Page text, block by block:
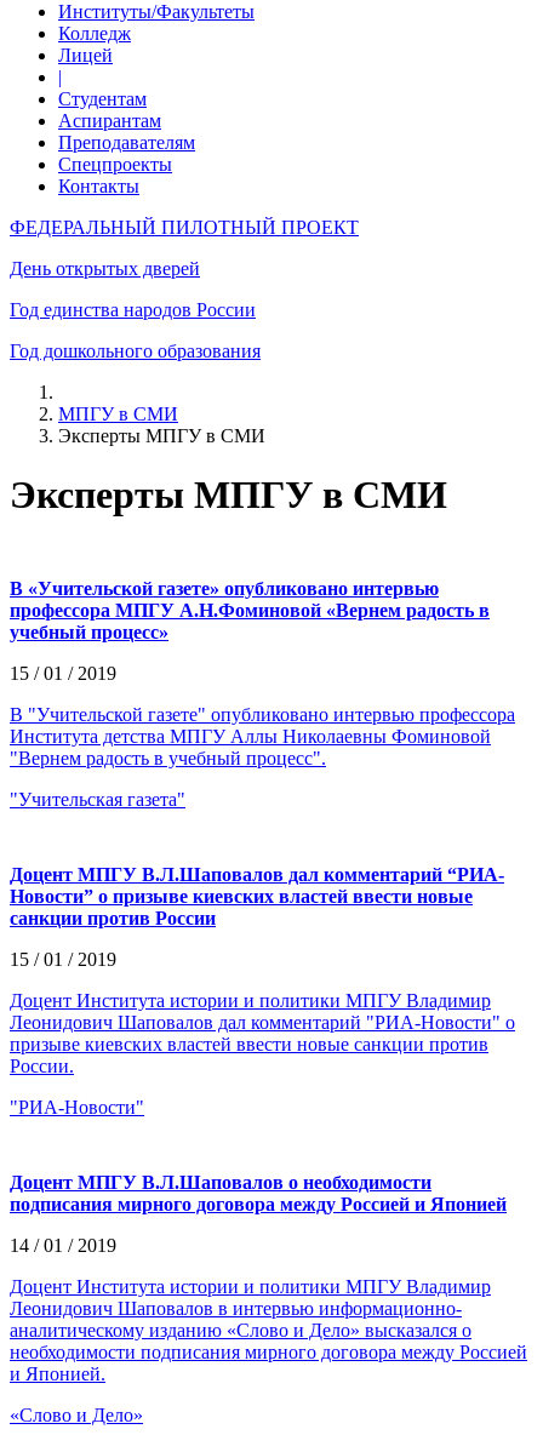
Институты/Факультеты
Колледж
Лицей
|
Студентам
Аспирантам
Преподавателям
Спецпроекты
Контакты
ФЕДЕРАЛЬНЫЙ ПИЛОТНЫЙ ПРОЕКТ
День открытых дверей
Год единства народов России
Год дошкольного образования
МПГУ в СМИ
Эксперты МПГУ в СМИ
Эксперты МПГУ в СМИ
В «Учительской газете» опубликовано интервью
профессора МПГУ А.Н.Фоминовой «Вернем радость в
учебный процесс»
15 / 01 / 2019
В "Учительской газете" опубликовано интервью профессора
Института детства МПГУ Аллы Николаевны Фоминовой
"Вернем радость в учебный процесс".
"Учительская газета"
Доцент МПГУ В.Л.Шаповалов дал комментарий “РИА-
Новости” о призыве киевских властей ввести новые
санкции против России
15 / 01 / 2019
Доцент Института истории и политики МПГУ Владимир
Леонидович Шаповалов дал комментарий "РИА-Новости" о
призыве киевских властей ввести новые санкции против
России.
"РИА-Новости"
Доцент МПГУ В.Л.Шаповалов о необходимости
подписания мирного договора между Россией и Японией
14 / 01 / 2019
Доцент Института истории и политики МПГУ Владимир
Леонидович Шаповалов в интервью информационно-
аналитическому изданию «Слово и Дело» высказался о
необходимости подписания мирного договора между Россией
и Японией.
«Слово и Дело»